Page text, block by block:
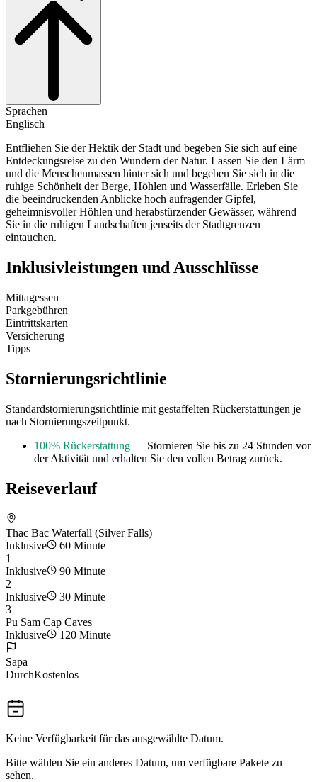
Sprachen
Englisch
Entfliehen Sie der Hektik der Stadt und begeben Sie sich auf eine
Entdeckungsreise zu den Wundern der Natur. Lassen Sie den Lärm
und die Menschenmassen hinter sich und begeben Sie sich in die
ruhige Schönheit der Berge, Höhlen und Wasserfälle. Erleben Sie
die beeindruckenden Anblicke hoch aufragender Gipfel,
geheimnisvoller Höhlen und herabstürzender Gewässer, während
Sie in die ruhigen Landschaften jenseits der Stadtgrenzen
eintauchen.
Inklusivleistungen und Ausschlüsse
Mittagessen
Parkgebühren
Eintrittskarten
Versicherung
Tipps
Stornierungsrichtlinie
Standardstornierungsrichtlinie mit gestaffelten Rückerstattungen je
nach Stornierungszeitpunkt.
100% Rückerstattung — Stornieren Sie bis zu 24 Stunden vor
der Aktivität und erhalten Sie den vollen Betrag zurück.
Reiseverlauf
Thac Bac Waterfall (Silver Falls)
Inklusive
60 Minute
1
Inklusive
90 Minute
2
Inklusive
30 Minute
3
Pu Sam Cap Caves
Inklusive
120 Minute
Sapa
DurchKostenlos
Keine Verfügbarkeit für das ausgewählte Datum.
Bitte wählen Sie ein anderes Datum, um verfügbare Pakete zu
sehen.